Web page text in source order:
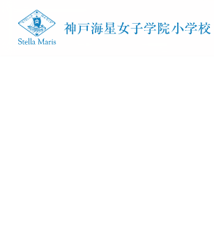
コンテンツへスキップ